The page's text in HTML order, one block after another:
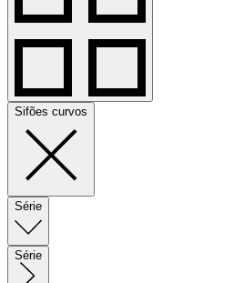
Sifões curvos
Série
Série